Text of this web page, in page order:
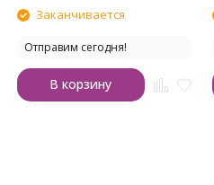
Заканчивается
Отправим сегодня!
В корзину